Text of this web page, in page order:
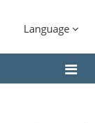
Language